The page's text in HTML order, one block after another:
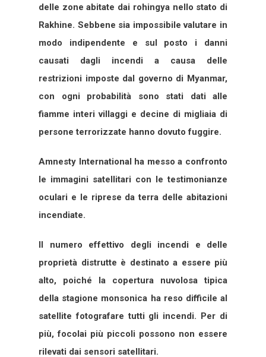
delle zone abitate dai rohingya nello stato di
Rakhine. Sebbene sia impossibile valutare in
modo indipendente e sul posto i danni
causati dagli incendi a causa delle
restrizioni imposte dal governo di Myanmar,
con ogni probabilità sono stati dati alle
fiamme interi villaggi e decine di migliaia di
persone terrorizzate hanno dovuto fuggire.
Amnesty International ha messo a confronto
le immagini satellitari con le testimonianze
oculari e le riprese da terra delle abitazioni
incendiate.
Il numero effettivo degli incendi e delle
proprietà distrutte è destinato a essere più
alto, poiché la copertura nuvolosa tipica
della stagione monsonica ha reso difficile al
satellite fotografare tutti gli incendi. Per di
più, focolai più piccoli possono non essere
rilevati dai sensori satellitari.